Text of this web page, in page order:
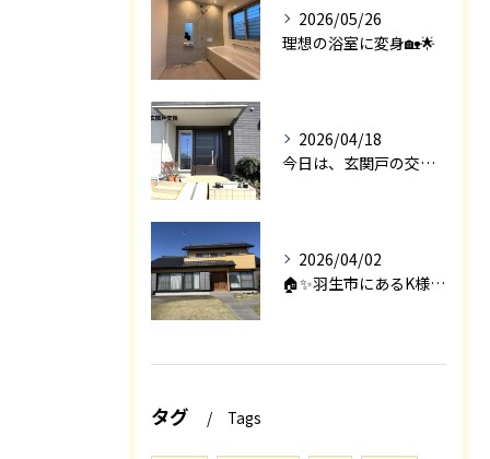
2026/05/26
理想の浴室に変身🏡🌟
2026/04/18
今日は、玄関戸の交換工事をご紹介します🚪✨。
2026/04/02
🏠✨羽生市にあるK様邸は、2008年に㈱エアロックで新築され...
タグ Tags